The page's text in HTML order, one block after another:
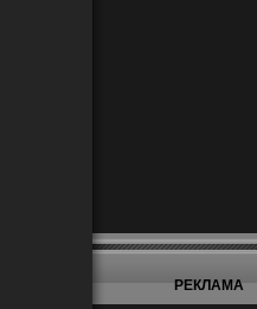
РЕКЛАМА